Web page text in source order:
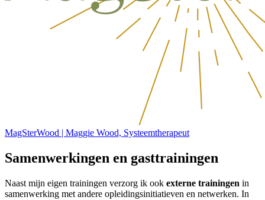
MagSterWood | Maggie Wood, Systeemtherapeut
Samenwerkingen en gasttrainingen
Naast mijn eigen trainingen verzorg ik ook externe trainingen in
samenwerking met andere opleidingsinitiatieven en netwerken. In